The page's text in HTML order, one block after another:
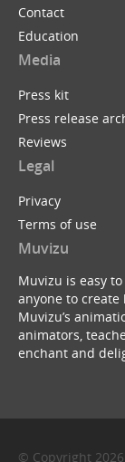
Contact
Education
Media
Press kit
Press release
Reviews
Legal
Privacy
Terms of use
Muvizu
Muvizu is easy
anyone to
Muvizu’s
animators,
enchant and
© Copyright 2026